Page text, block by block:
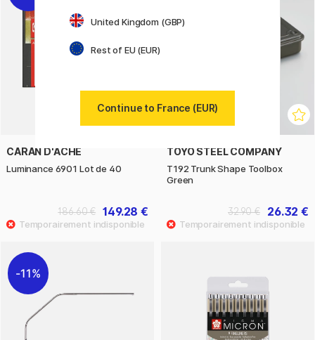
CARAN D'ACHE
Luminance 6901 Lot de 40
149.28 €
186.60 €
TOYO STEEL COMPANY
T192 Trunk Shape Toolbox
Green
26.32 €
32.90 €
11%
United Kingdom (GBP)
Rest of EU (EUR)
Continue to France (EUR)